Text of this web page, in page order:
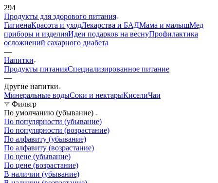
294
Продукты для здорового питания
ГигиенаКрасота и уходЛекарства и БАДМама и малышМед
приборы и изделияИдеи подарков на веснуПрофилактика
осложнений сахарного диабета
—
Напитки
Продукты питанияСпециализированное питание
—
Другие напитки
Минеральные водыСоки и нектарыКиселиЧаи
Фильтр
По умолчанию (убывание)
По популярности (убывание)
По популярности (возрастание)
По алфавиту (убывание)
По алфавиту (возрастание)
По цене (убывание)
По цене (возрастание)
В наличии (убывание)